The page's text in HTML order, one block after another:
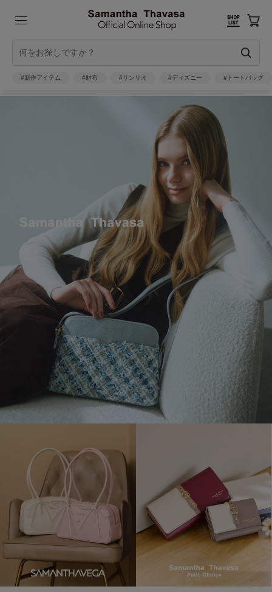
#新作アイテム #財布 #サンリオ #ディズニー #トートバッグ